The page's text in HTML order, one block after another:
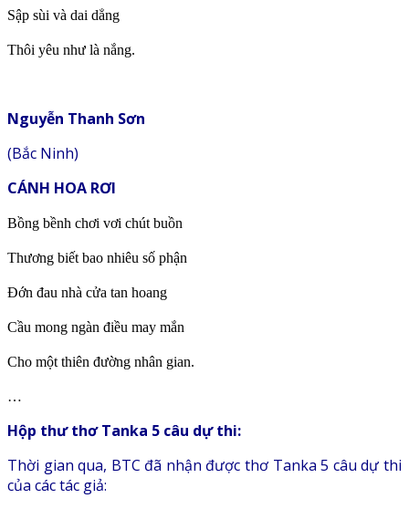
Sập sùi và dai dẳng
Thôi yêu như là nắng.
Nguyễn Thanh Sơn
(Bắc Ninh)
CÁNH HOA RƠI
Bồng bềnh chơi vơi chút buồn
Thương biết bao nhiêu số phận
Đớn đau nhà cửa tan hoang
Cầu mong ngàn điều may mắn
Cho một thiên đường nhân gian.
…
Hộp thư thơ Tanka 5 câu dự thi:
Thời gian qua, BTC đã nhận được thơ Tanka 5 câu dự thi
của các tác giả: